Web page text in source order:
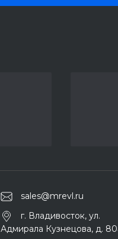
sales@mrevl.ru
г. Владивосток, ул.
Адмирала Кузнецова, д.